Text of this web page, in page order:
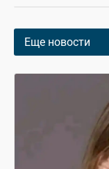
Еще новости